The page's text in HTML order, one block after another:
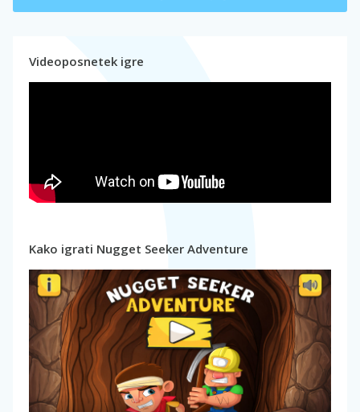
Videoposnetek igre
Kako igrati Nugget Seeker Adventure